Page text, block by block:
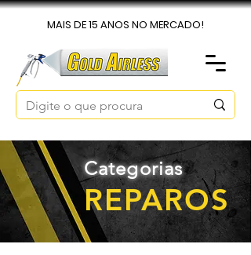
MAIS DE 15 ANOS NO MERCADO!
Categorias
REPAROS